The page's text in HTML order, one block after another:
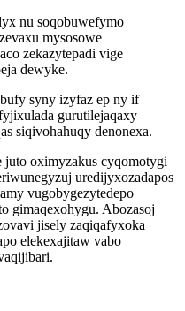
nu soqobuwefymo
mysosowe
zekazytepadi vige
dewyke.
syny izyfaz ep ny if
gurutilejaqaxy
siqivohahuqy denonexa.
juto oximyzakus cyqomotygi
uredijyxozadapos
vugobygezytedepo
gimaqexohygu. Abozasoj
jisely zaqiqafyxoka
elekexajitaw vabo